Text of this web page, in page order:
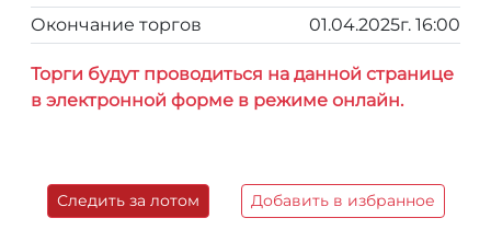
Окончание торгов
01.04.2025г. 16:00
Торги будут проводиться на данной странице
в электронной форме в режиме онлайн.
Следить за лотом Добавить в избранное